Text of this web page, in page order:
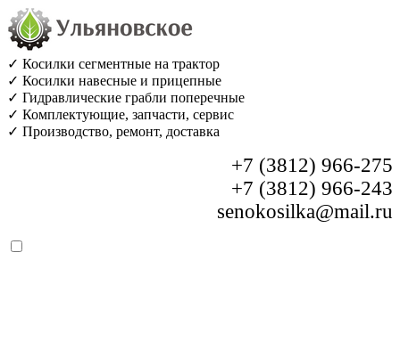
✓ Косилки сегментные на трактор
✓ Косилки навесные и прицепные
✓ Гидравлические грабли поперечные
✓ Комплектующие, запчасти, сервис
✓ Производство, ремонт, доставка
+7 (3812) 966-275
+7 (3812) 966-243
senokosilka@mail.ru